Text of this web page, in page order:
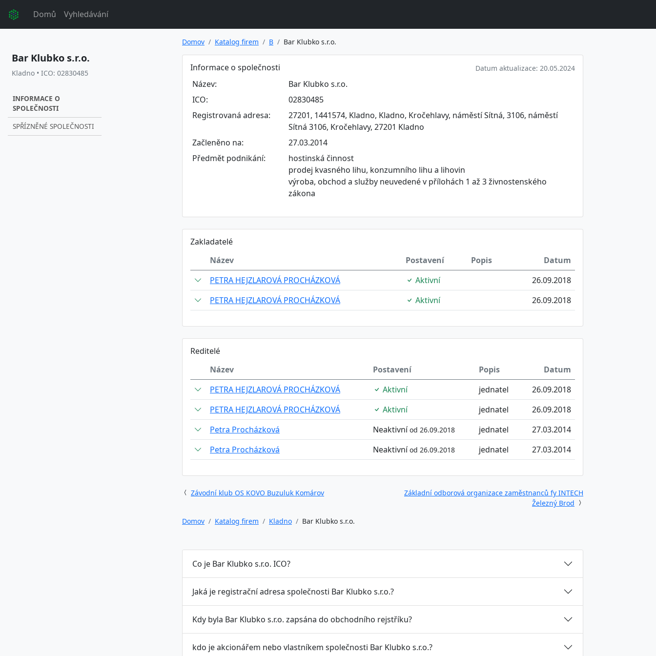
Domů Vyhledávání
Bar Klubko s.r.o.
Kladno • ICO: 02830485
INFORMACE O
SPOLEČNOSTI
SPŘÍZNĚNÉ SPOLEČNOSTI
Domov Katalog firem B Bar Klubko s.r.o.
Informace o společnosti Datum aktualizace: 20.05.2024
Název:
Bar Klubko s.r.o.
ICO:
02830485
Registrovaná adresa:
27201, 1441574, Kladno, Kladno, Kročehlavy, náměstí Sítná, 3106, náměstí
Sítná 3106, Kročehlavy, 27201 Kladno
Začleněno na:
27.03.2014
Předmět podnikání:
hostinská činnost
prodej kvasného lihu, konzumního lihu a lihovin
výroba, obchod a služby neuvedené v přílohách 1 až 3 živnostenského
zákona
Zakladatelé
Název
Postavení Popis
Datum
PETRA HEJZLAROVÁ PROCHÁZKOVÁ
Aktivní
26.09.2018
PETRA HEJZLAROVÁ PROCHÁZKOVÁ
Aktivní 26.09.2018
Reditelé
Název
Postavení Popis
Datum
PETRA HEJZLAROVÁ PROCHÁZKOVÁ
Aktivní jednatel
26.09.2018
PETRA HEJZLAROVÁ PROCHÁZKOVÁ
Aktivní jednatel
26.09.2018
Petra Procházková
Neaktivníod 26.09.2018 jednatel
27.03.2014
Petra Procházková
Neaktivníod 26.09.2018 jednatel 27.03.2014
Závodní klub OS KOVO Buzuluk Komárov
Základní odborová organizace zaměstnanců fy INTECH
Železný Brod
Domov
Katalog firem Kladno Bar Klubko s.r.o.
Co je Bar Klubko s.r.o. ICO?
Jaká je registrační adresa společnosti Bar Klubko s.r.o.?
Kdy byla Bar Klubko s.r.o. zapsána do obchodního rejstříku?
kdo je akcionářem nebo vlastníkem společnosti Bar Klubko s.r.o.?